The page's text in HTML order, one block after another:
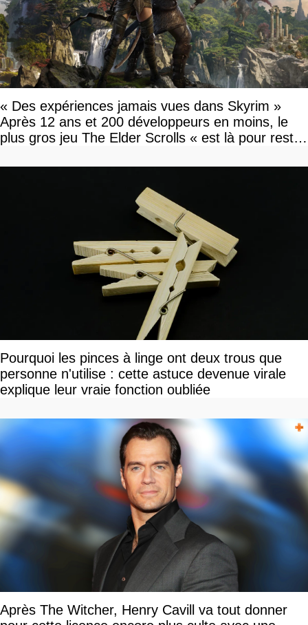
« Des expériences jamais vues dans Skyrim »
Après 12 ans et 200 développeurs en moins, le
plus gros jeu The Elder Scrolls « est là pour rester
Pourquoi les pinces à linge ont deux trous que
personne n'utilise : cette astuce devenue virale
explique leur vraie fonction oubliée
Après The Witcher, Henry Cavill va tout donner